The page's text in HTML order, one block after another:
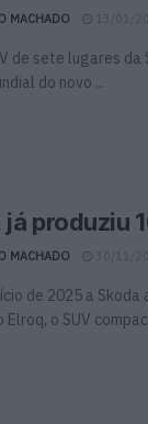
MACHADO
de sete lugares
do novo ...
já produziu
MACHADO
de 2025 a Skoda
o SUV